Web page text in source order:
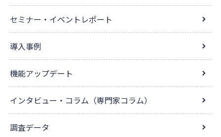
セミナー・イベントレポート
導入事例
機能アップデート
インタビュー・コラム（専門家コラム）
調査データ